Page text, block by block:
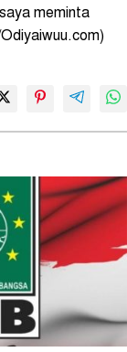
meminta